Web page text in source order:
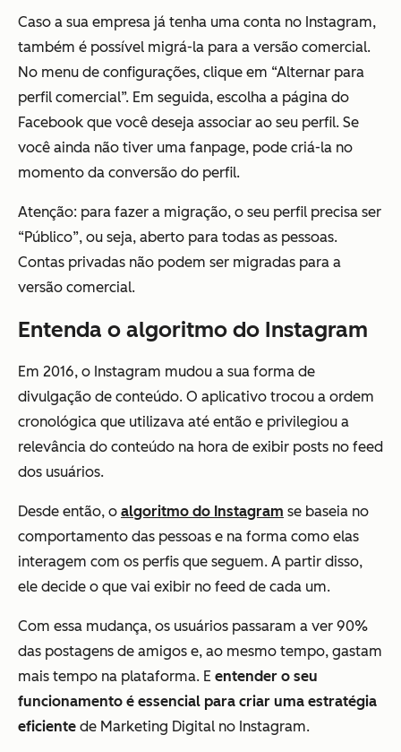
Caso a sua empresa já tenha uma conta no Instagram,
também é possível migrá-la para a versão comercial.
No menu de configurações, clique em “Alternar para
perfil comercial”. Em seguida, escolha a página do
Facebook que você deseja associar ao seu perfil. Se
você ainda não tiver uma fanpage, pode criá-la no
momento da conversão do perfil.
Atenção: para fazer a migração, o seu perfil precisa ser
“Público”, ou seja, aberto para todas as pessoas.
Contas privadas não podem ser migradas para a
versão comercial.
Entenda o algoritmo do Instagram
Em 2016, o Instagram mudou a sua forma de
divulgação de conteúdo. O aplicativo trocou a ordem
cronológica que utilizava até então e privilegiou a
relevância do conteúdo na hora de exibir posts no feed
dos usuários.
Desde então, o algoritmo do Instagram se baseia no
comportamento das pessoas e na forma como elas
interagem com os perfis que seguem. A partir disso,
ele decide o que vai exibir no feed de cada um.
Com essa mudança, os usuários passaram a ver 90%
das postagens de amigos e, ao mesmo tempo, gastam
mais tempo na plataforma. E entender o seu
funcionamento é essencial para criar uma estratégia
eficiente de Marketing Digital no Instagram.